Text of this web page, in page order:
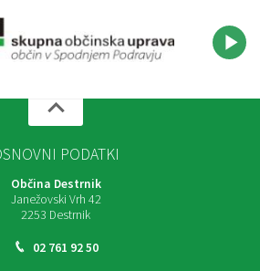
PODATKI
Občina Destrnik
Janežovski Vrh 42
2253 Destrnik
02 761 92 50